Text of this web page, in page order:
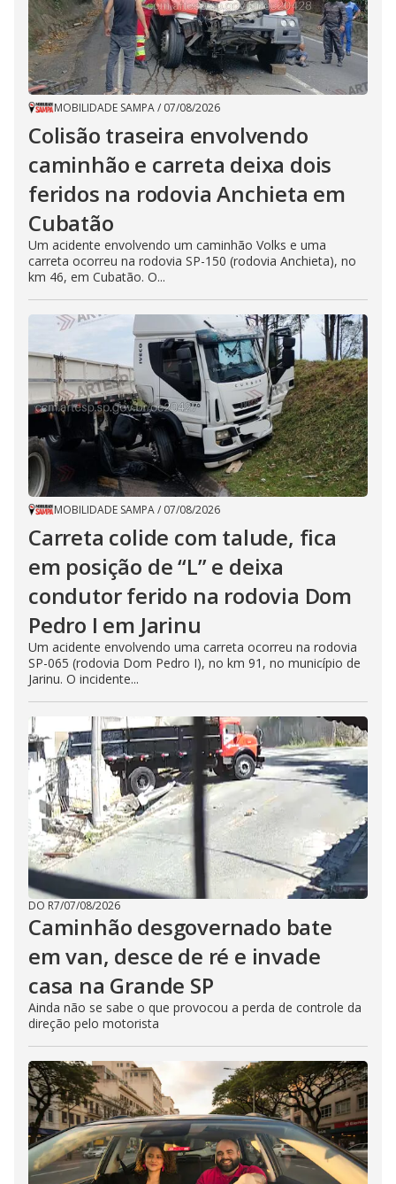
MOBILIDADE SAMPA/ 07/08/2026
Colisão traseira envolvendo
caminhão e carreta deixa dois
feridos na rodovia Anchieta em
Cubatão
Um acidente envolvendo um caminhão Volks e uma
carreta ocorreu na rodovia SP-150 (rodovia Anchieta), no
km 46, em Cubatão. O...
MOBILIDADE SAMPA/ 07/08/2026
Carreta colide com talude, fica
em posição de “L” e deixa
condutor ferido na rodovia Dom
Pedro I em Jarinu
Um acidente envolvendo uma carreta ocorreu na rodovia
SP-065 (rodovia Dom Pedro I), no km 91, no município de
Jarinu. O incidente...
DO R7/07/08/2026
Caminhão desgovernado bate
em van, desce de ré e invade
casa na Grande SP
Ainda não se sabe o que provocou a perda de controle da
direção pelo motorista